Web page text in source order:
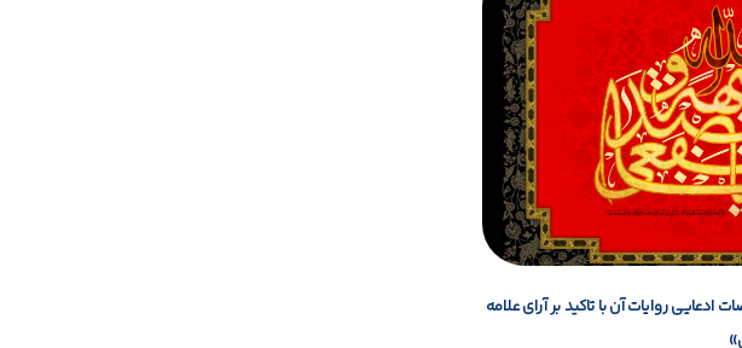
روایات آن با تاکید بر آرای علامه